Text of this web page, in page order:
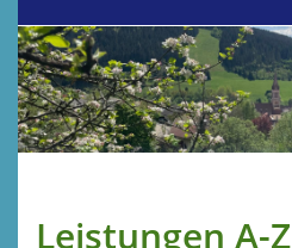
Leistungen A-Z